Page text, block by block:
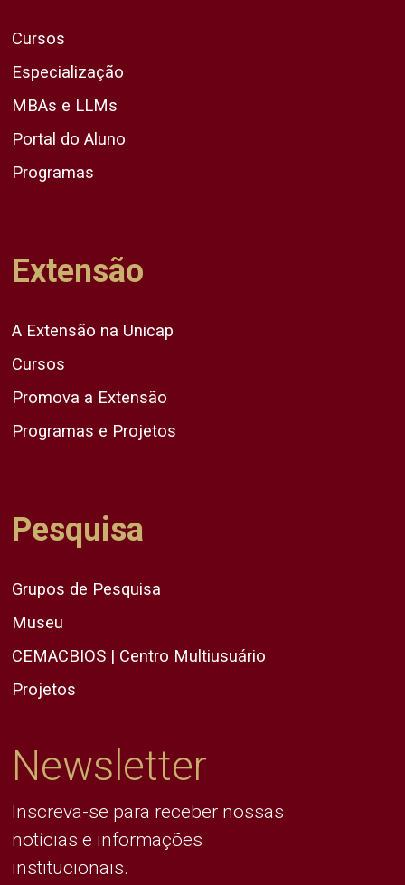
Cursos
Especialização
MBAs e LLMs
Portal do Aluno
Programas
Extensão
A Extensão na Unicap
Cursos
Promova a Extensão
Programas e Projetos
Pesquisa
Grupos de Pesquisa
Museu
CEMACBIOS | Centro Multiusuário
Projetos
Newsletter
Inscreva-se para receber nossas
notícias e informações
institucionais.